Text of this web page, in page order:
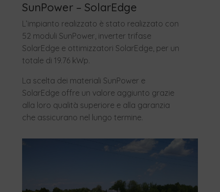
SunPower – SolarEdge
L’impianto realizzato è stato realizzato con
52 moduli SunPower, inverter trifase
SolarEdge e ottimizzatori SolarEdge, per un
totale di 19.76 kWp.
La scelta dei materiali SunPower e
SolarEdge offre un valore aggiunto grazie
alla loro qualità superiore e alla garanzia
che assicurano nel lungo termine.